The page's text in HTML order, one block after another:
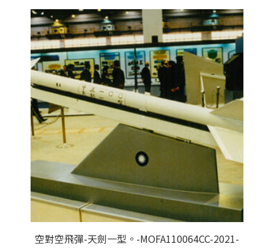
空對空飛彈-天劍一型。-MOFA110064CC-2021-